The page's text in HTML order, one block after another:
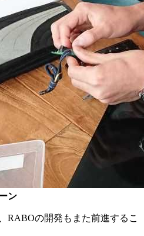
ン
RABOの開発もまた前進するこ